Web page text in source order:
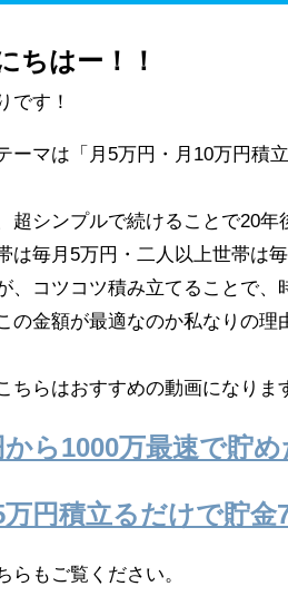
ちはー！！
です！
ーマは「月5万円・月10万円積
超シンプルで続けることで20年
は毎月5万円・二人以上世帯は
、コツコツ積み立てることで、
の金額が最適なのか私なりの
ちらはおすすめの動画になりま
から1000万最速で貯め
万円積立るだけで貯金
らもご覧ください。